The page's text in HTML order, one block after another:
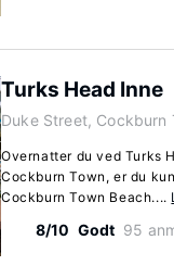
Turks Head Inne
Duke Street, Cockburn
Overnatter du ved Turks
Cockburn Town, er du
Cockburn Town Beach....
8/10 Godt 95